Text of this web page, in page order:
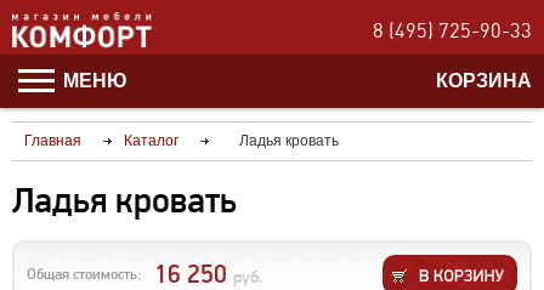
8 (495) 725-90-33
МЕНЮ КОРЗИНА
Главная Каталог Ладья кровать
Ладья кровать
Общая стоимость: 16 250 руб.